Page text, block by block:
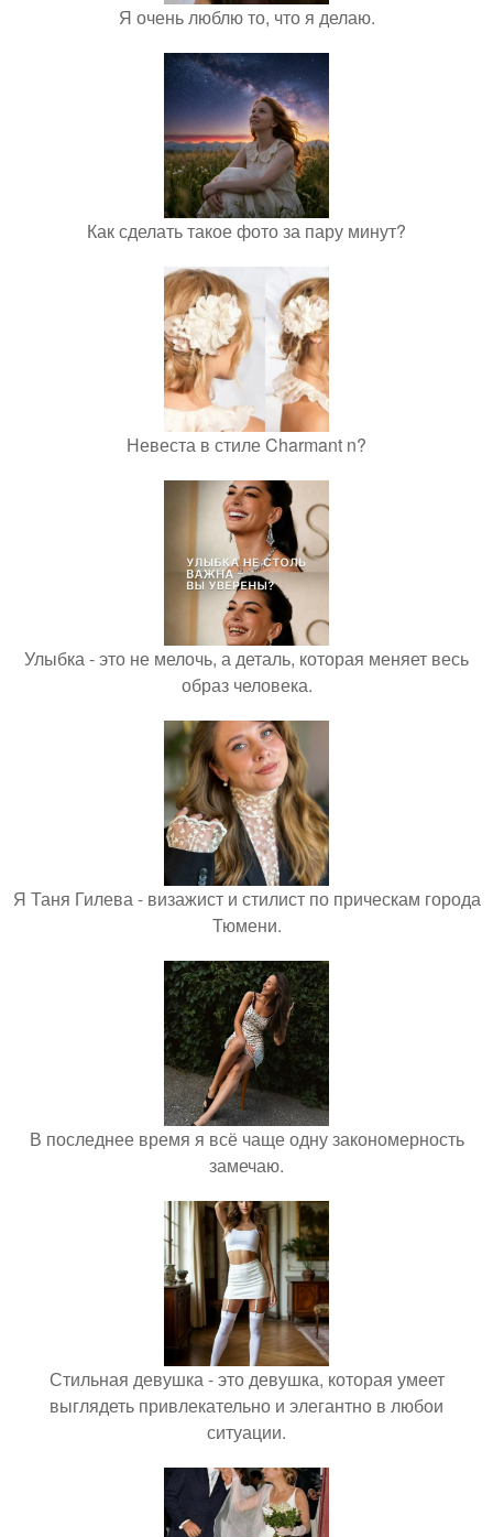
Я очень люблю то, что я делаю.
Как сделать такое фото за пару минут?
Невеста в стиле Charmant n?
Улыбка - это не мелочь, а деталь, которая меняет весь
образ человека.
Я Таня Гилева - визажист и стилист по прическам города
Тюмени.
В последнее время я всё чаще одну закономерность
замечаю.
Стильная девушка - это девушка, которая умеет
выглядеть привлекательно и элегантно в любои
ситуации.